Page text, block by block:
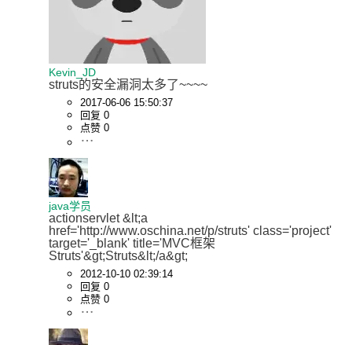
Kevin_JD
struts的安全漏洞太多了~~~~
2017-06-06 15:50:37
回复 0
点赞 0
java学员
actionservlet &lt;a
href='http://www.oschina.net/p/struts' class='project'
target='_blank' title='MVC框架
Struts'&gt;Struts&lt;/a&gt;
2012-10-10 02:39:14
回复 0
点赞 0